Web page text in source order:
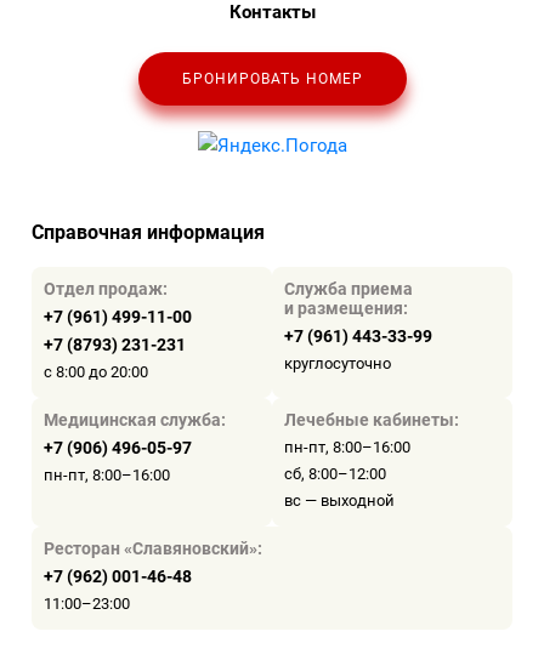
Контакты
БРОНИРОВАТЬ НОМЕР
Справочная информация
Отдел продаж:
+7 (961) 499-11-00
+7 (8793) 231-231
с 8:00 до 20:00
Служба приема
и размещения:
+7 (961) 443-33-99
круглосуточно
Медицинская служба:
+7 (906) 496-05-97
пн-пт, 8:00–16:00
Лечебные кабинеты:
пн-пт, 8:00–16:00
сб, 8:00–12:00
вс — выходной
Ресторан «Славяновский»:
+7 (962) 001-46-48
11:00–23:00